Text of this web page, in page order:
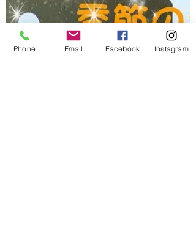
て寝るパック「つや玉」ぷるん。 エリク
シールシュペリエル スリーピングジェ
ルパックＷ 105g 3,080円（税込）...
Phone Email Facebook Instagram